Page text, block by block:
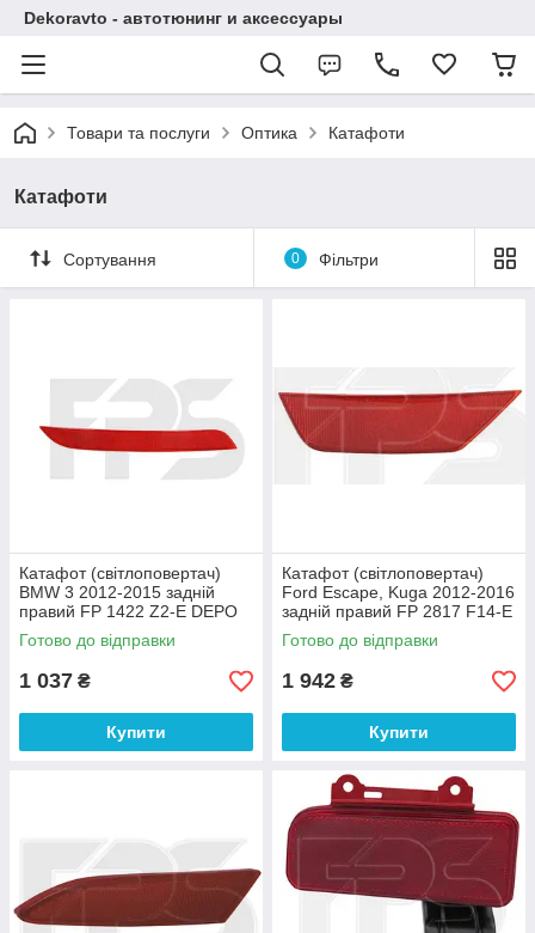
Dekoravto - автотюнинг и аксессуары
Товари та послуги Оптика Катафоти
Катафоти
Сортування 0 Фільтри
Катафот (світлоповертач)
BMW 3 2012-2015 задній
правий FP 1422 Z2-E DEPO
Готово до відправки
1 037 ₴
Купити
Катафот (світлоповертач)
Ford Escape, Kuga 2012-2016
задній правий FP 2817 F14-E
DEPO
Готово до відправки
1 942 ₴
Купити